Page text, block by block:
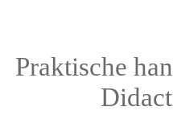
Praktische